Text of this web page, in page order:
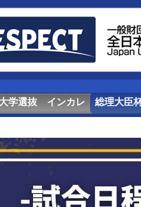
学選抜 インカレ 総理大臣